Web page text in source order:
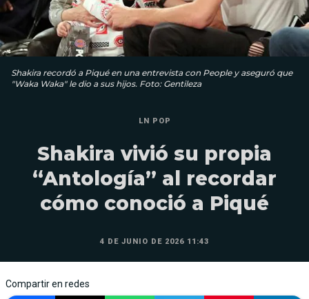
Shakira recordó a Piqué en una entrevista con People y aseguró que
"Waka Waka" le dio a sus hijos. Foto: Gentileza
LN POP
Shakira vivió su propia
“Antología” al recordar
cómo conoció a Piqué
4 DE JUNIO DE 2026 11:43
Compartir en redes